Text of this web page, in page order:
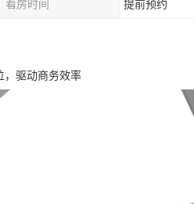
看房时间 提前预约
，驱动商务效率